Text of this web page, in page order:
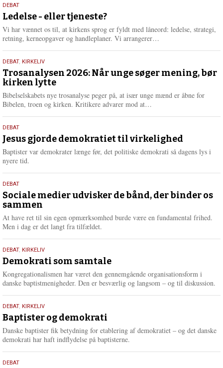
e
r
e
10.
juni
2026
DEBAT
Ledelse - eller tjeneste?
Vi har vænnet os til, at kirkens sprog er fyldt med låneord: ledelse, strategi,
retning, kerneopgaver og handleplaner. Vi arrangerer…
e
2.
juni
2026
DEBAT, KIRKELIV
Trosanalysen 2026: Når unge søger mening, bør
kirken lytte
Bibelselskabets nye trosanalyse peger på, at især unge mænd er åbne for
Bibelen, troen og kirken. Kritikere advarer mod at…
e
r
18.
maj
2026
DEBAT
Jesus gjorde demokratiet til virkelighed
Baptister var demokrater længe før, det politiske demokrati så dagens lys i
nyere tid.
18.
maj
2026
DEBAT
Sociale medier udvisker de bånd, der binder os
sammen
At have ret til sin egen opmærksomhed burde være en fundamental frihed.
Men i dag er det langt fra tilfældet.
18.
maj
2026
DEBAT, KIRKELIV
Demokrati som samtale
Kongregationalismen har været den gennemgående organisationsform i
danske baptistmenigheder. Den er besværlig og langsom – og til diskussion.
18.
maj
2026
DEBAT, KIRKELIV
Baptister og demokrati
Danske baptister fik betydning for etablering af demokratiet – og det danske
demokrati har haft indflydelse på baptisterne.
18.
DEBAT